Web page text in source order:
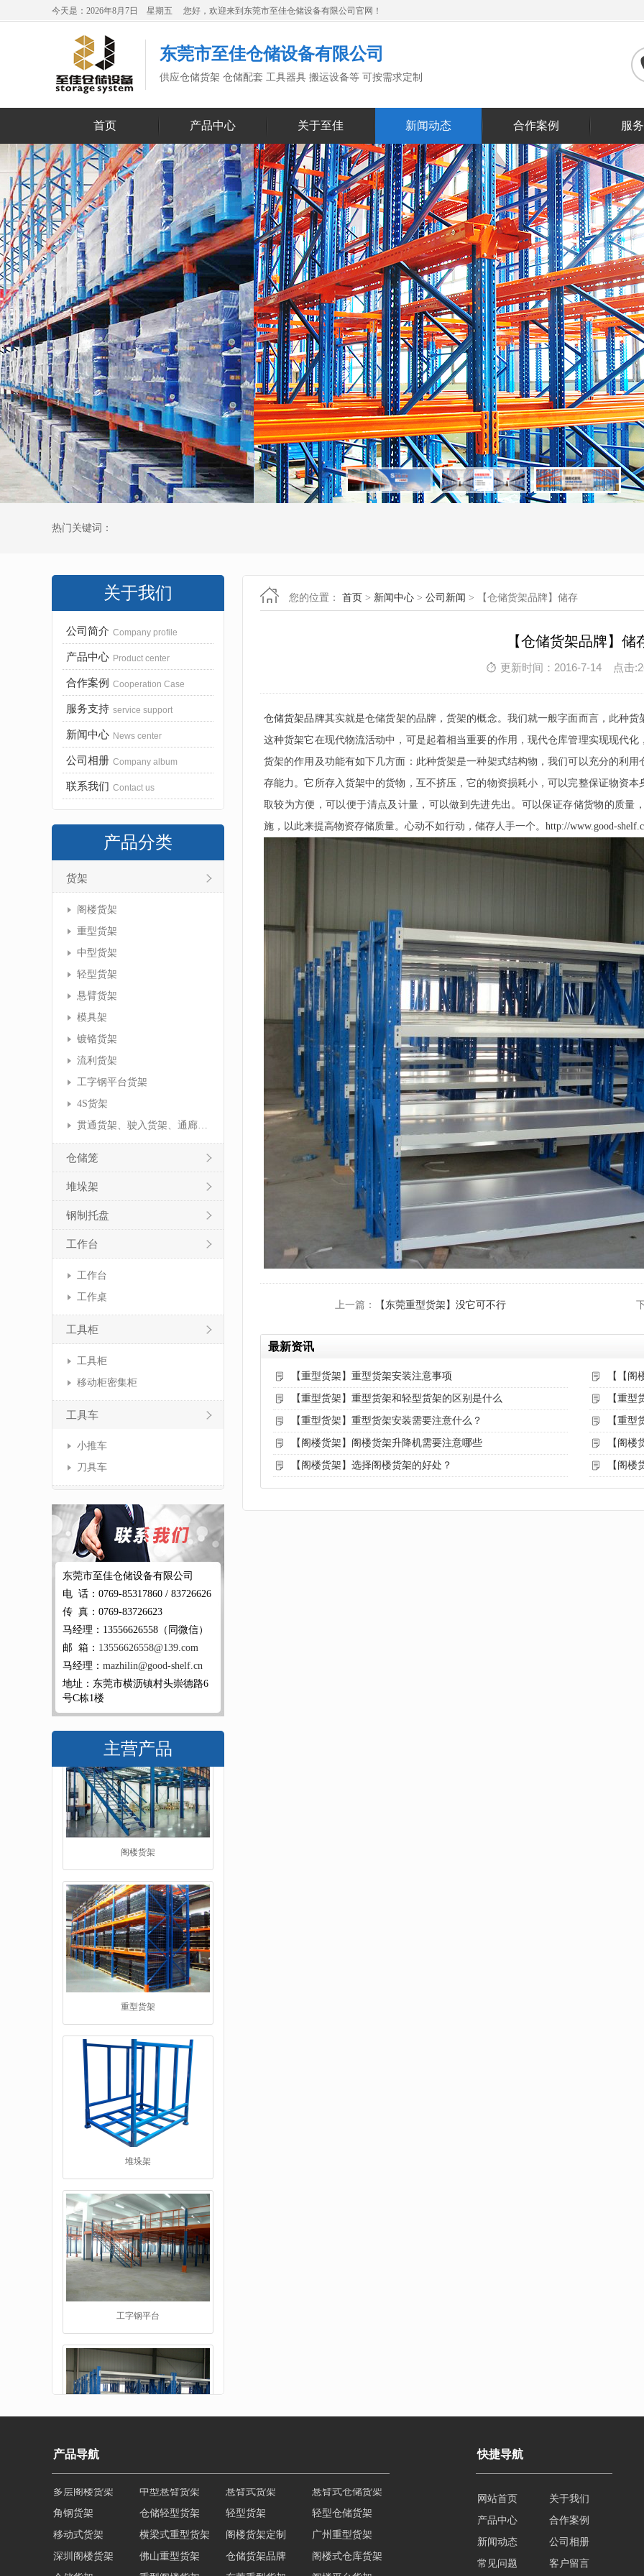
今天是：2026年8月7日 星期五 您好，欢迎来到东莞市至佳仓储设备有限公司官网！
东莞市至佳仓储设备有限公司
供应仓储货架 仓储配套 工具器具 搬运设备等 可按需求定制
首页 产品中心 关于至佳 新闻动态 合作案例 服
热门关键词：
关于我们
公司简介 Company profile
产品中心 Product center
合作案例 Cooperation Case
服务支持 service support
新闻中心 News center
公司相册 Company album
联系我们 Contact us
产品分类
货架
阁楼货架
重型货架
中型货架
轻型货架
悬臂货架
模具架
镀铬货架
流利货架
工字钢平台货架
4S货架
贯通货架、驶入货架、通廊货架
仓储笼
堆垛架
钢制托盘
工作台
工作台
工作桌
工具柜
工具柜
移动柜密集柜
工具车
小推车
刀具车
东莞市至佳仓储设备有限公司
电 话：0769-85317860 / 83726626
传 真：0769-83726623
马经理：13556626558（同微信）
邮 箱： 13556626558@139.com
马经理： mazhilin@good-shelf.cn
地址：东莞市横沥镇村头崇德路6
号C栋1楼
主营产品
重型货架
堆垛架
工字钢平台
重型阁楼货架
您的位置： 首页 > 新闻中心 > 公司新闻 > 【仓储货架品牌】储存
【仓储货架品牌】储
更新时间：2016-7-14 点击
仓储货架品牌其实就是仓储货架的品牌，货架的概念。我们就一般字面而言，此种
这种货架它在现代物流活动中，可是起着相当重要的作用，现代仓库管理实现现代
货架的作用及功能有如下几方面：此种货架是一种架式结构物，我们可以充分的利
存能力。它所存入货架中的货物，互不挤压，它的物资损耗小，可以完整保证物资
取较为方便，可以便于清点及计量，可以做到先进先出。可以保证存储货物的质量
施，以此来提高物资存储质量。心动不如行动，储存人手一个。 http://www.good-
上一篇： 【东莞重型货架】没它可不行
最新资讯
【重型货架】重型货架安装注意事项 【【阁
【重型货架】重型货架和轻型货架的区别是什么 【重型
【重型货架】重型货架安装需要注意什么？ 【重型
【阁楼货架】阁楼货架升降机需要注意哪些 【阁
【阁楼货架】选择阁楼货架的好处？ 【阁楼
产品导航
角钢货架 仓储轻型货架 轻型货架
轻型仓储货架
移动式货架
横梁式重型货架 阁楼货架定制
广州重型货架
深圳阁楼货架
佛山重型货架 仓储货架品牌
阁楼式仓库货架
仓储货架
重型阁楼货架 东莞重型货架 阁楼平台货架
快捷导航
网站首页
关于我们
产品中心
合作案例
新闻动态
公司相册
常见问题
客户留言